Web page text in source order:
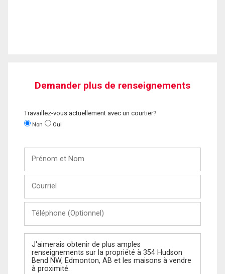
Demander plus de renseignements
Travaillez-vous actuellement avec un courtier?
Non Oui
Nom
(Optionnel)
Message